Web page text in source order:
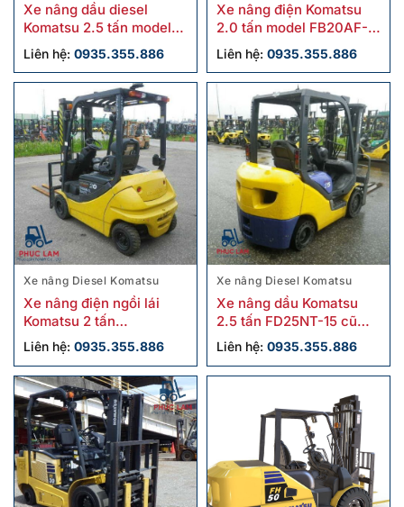
Xe nâng dầu diesel
Komatsu 2.5 tấn model
FD25W-16 cũ
Liên hệ: 0935.355.886
Xe nâng điện Komatsu
2.0 tấn model FB20AF-
12 cũ sx 2018
Liên hệ: 0935.355.886
Xe nâng Diesel Komatsu
Xe nâng điện ngồi lái
Komatsu 2 tấn
FB20AHB-12 cũ
Liên hệ: 0935.355.886
Xe nâng Diesel Komatsu
Xe nâng dầu Komatsu
2.5 tấn FD25NT-15 cũ
chính hãng
Liên hệ: 0935.355.886